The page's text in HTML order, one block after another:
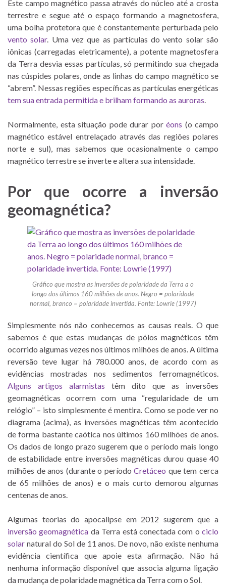
Este campo magnético passa através do núcleo até a crosta
terrestre e segue até o espaço formando a magnetosfera,
uma bolha protetora que é constantemente perturbada pelo
vento solar. Uma vez que as partículas do vento solar são
iônicas (carregadas eletricamente), a potente magnetosfera
da Terra desvia essas partículas, só permitindo sua chegada
nas cúspides polares, onde as linhas do campo magnético se
“abrem”. Nessas regiões específicas as partículas energéticas
tem sua entrada permitida e brilham formando as auroras
Normalmente, esta situação pode durar por éons (o campo
magnético estável entrelaçado através das regiões polares
norte e sul), mas sabemos que ocasionalmente o campo
magnético terrestre se inverte e altera sua intensidade.
Por que ocorre a inversão
geomagnética?
Gráfico que mostra as inversões de polaridade da Terra a o
longo dos últimos 160 milhões de anos. Negro = polaridade
normal, branco = polaridade invertida. Fonte: Lowrie (1997)
Simplesmente nós não conhecemos as causas reais. O que
sabemos é que estas mudanças de pólos magnéticos têm
ocorrido algumas vezes nos últimos milhões de anos. A última
reversão teve lugar há 780.000 anos, de acordo com as
evidências mostradas nos sedimentos ferromagnéticos.
Alguns artigos alarmistas têm dito que as inversões
geomagnéticas ocorrem com uma “regularidade de um
relógio” – isto simplesmente é mentira. Como se pode ver no
diagrama (acima), as inversões magnéticas têm acontecido
de forma bastante caótica nos últimos 160 milhões de anos.
Os dados de longo prazo sugerem que o período mais longo
de estabilidade entre inversões magnéticas durou quase 40
milhões de anos (durante o períodoCretáceo que tem cerca
de 65 milhões de anos) e o mais curto demorou algumas
centenas de anos.
Algumas teorias do apocalipse em 2012 sugerem que a
inversão geomagnética da Terra está conectada com o ciclo
solar natural do Sol de 11 anos. De novo, não existe nenhuma
evidência científica que apoie esta afirmação. Não há
nenhuma informação disponível que associa alguma ligação
da mudança de polaridade magnética da Terra com o Sol.